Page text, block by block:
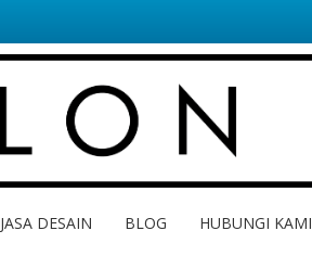
JASA DESAIN BLOG HUBUNGI KAMI